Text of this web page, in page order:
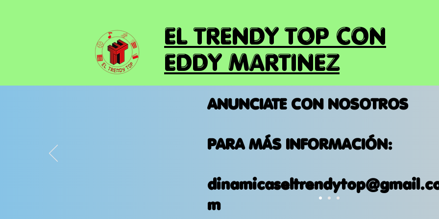
EL TRENDY TOP CON
EDDY MARTINEZ
ANUNCIATE CON NOSOTROS
PARA MÁS INFORMACIÓN:
m